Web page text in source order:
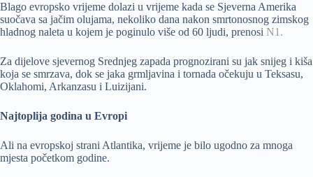
Blago evropsko vrijeme dolazi u vrijeme kada se Sjeverna Amerika
suočava sa jačim olujama, nekoliko dana nakon smrtonosnog zimskog
hladnog naleta u kojem je poginulo više od 60 ljudi, prenosi N1.
Za dijelove sjevernog Srednjeg zapada prognozirani su jak snijeg i kiša
koja se smrzava, dok se jaka grmljavina i tornada očekuju u Teksasu,
Oklahomi, Arkanzasu i Luizijani.
Najtoplija godina u Evropi
Ali na evropskoj strani Atlantika, vrijeme je bilo ugodno za mnoga
mjesta početkom godine.